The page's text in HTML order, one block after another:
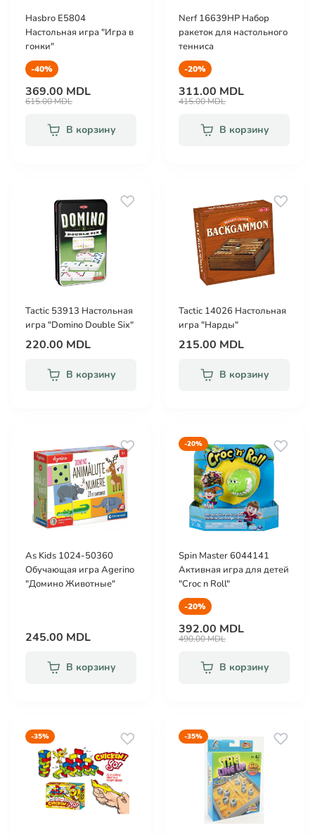
Hasbro E5804
Настольная игра "Игра в
гонки"
-40%
369.00 MDL
615.00 MDL
В корзину
Nerf 16639HP Набор
ракеток для настольного
тенниса
-20%
311.00 MDL
415.00 MDL
В корзину
Tactic 53913 Настольная
игра "Domino Double Six"
220.00 MDL
В корзину
Tactic 14026 Настольная
игра "Нарды"
215.00 MDL
В корзину
As Kids 1024-50360
Обучающая игра Agerino
"Домино Животные"
245.00 MDL
В корзину
-20%
Spin Master 6044141
Активная игра для детей
"Croc n Roll"
-20%
392.00 MDL
490.00 MDL
В корзину
-35% -35%